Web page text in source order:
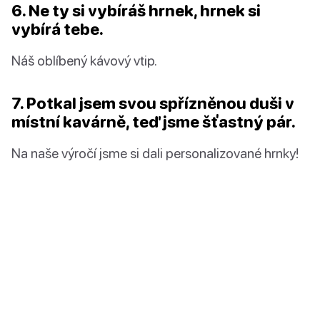
6. Ne ty si vybíráš hrnek, hrnek si
vybírá tebe.
Náš oblíbený kávový vtip.
7. Potkal jsem svou spřízněnou duši v
místní kavárně, teď jsme šťastný pár.
Na naše výročí jsme si dali personalizované hrnky!